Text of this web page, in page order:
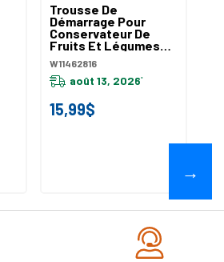
Trousse De
Démarrage Pour
Conservateur De
Fruits Et Légumes
W11462816
août 13, 2026*
15,99$
→